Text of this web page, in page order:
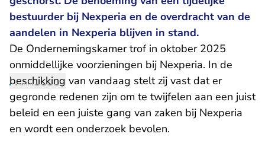
bestuurder bij Nexperia en de overdracht van de
aandelen in Nexperia blijven in stand.
De Ondernemingskamer trof in oktober 2025
onmiddellijke voorzieningen bij Nexperia. In de
beschikking van vandaag stelt zij vast dat er
gegronde redenen zijn om te twijfelen aan een juist
beleid en een juiste gang van zaken bij Nexperia
en wordt een onderzoek bevolen.